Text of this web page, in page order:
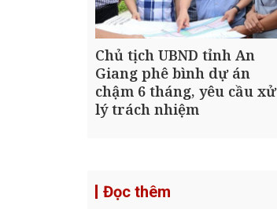
Chủ tịch UBND tỉnh An
Giang phê bình dự án
chậm 6 tháng, yêu cầu xử
lý trách nhiệm
Đọc thêm